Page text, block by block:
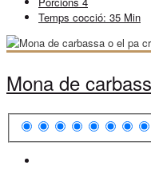
Temps cocció: 35 Min
Mona de